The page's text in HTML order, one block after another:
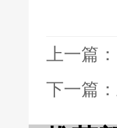
上一篇
下一篇